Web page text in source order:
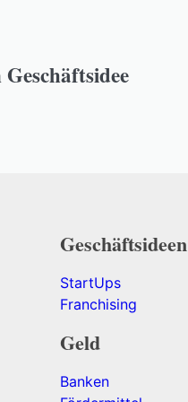
Geschäftsideen
StartUps
Franchising
Geld
Banken